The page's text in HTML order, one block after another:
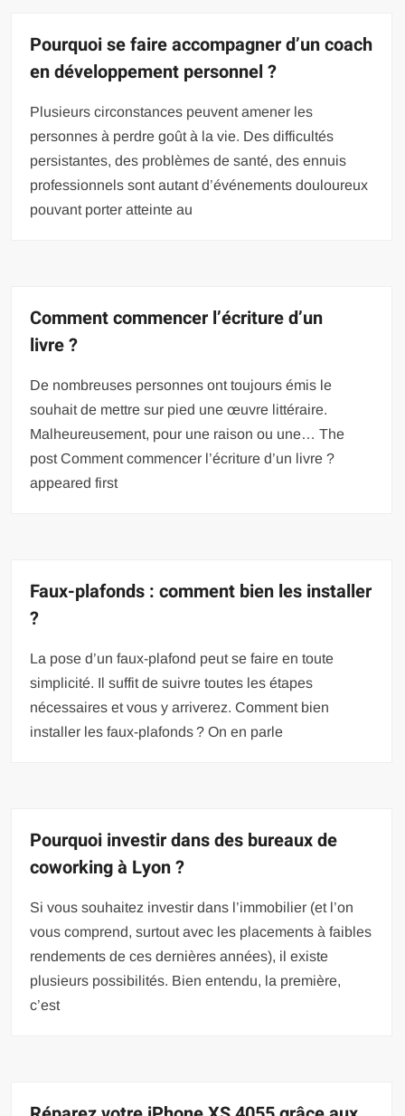
Pourquoi se faire accompagner d’un coach
en développement personnel ?
Plusieurs circonstances peuvent amener les
personnes à perdre goût à la vie. Des difficultés
persistantes, des problèmes de santé, des ennuis
professionnels sont autant d’événements douloureux
pouvant porter atteinte au
Comment commencer l’écriture d’un
livre ?
De nombreuses personnes ont toujours émis le
souhait de mettre sur pied une œuvre littéraire.
Malheureusement, pour une raison ou une… The
post Comment commencer l’écriture d’un livre ?
appeared first
Faux-plafonds : comment bien les installer
?
La pose d’un faux-plafond peut se faire en toute
simplicité. Il suffit de suivre toutes les étapes
nécessaires et vous y arriverez. Comment bien
installer les faux-plafonds ? On en parle
Pourquoi investir dans des bureaux de
coworking à Lyon ?
Si vous souhaitez investir dans l’immobilier (et l’on
vous comprend, surtout avec les placements à faibles
rendements de ces dernières années), il existe
plusieurs possibilités. Bien entendu, la première,
c’est